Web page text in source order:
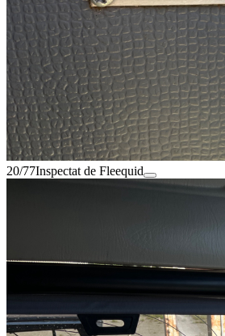
20/77Inspectat de Fleequid